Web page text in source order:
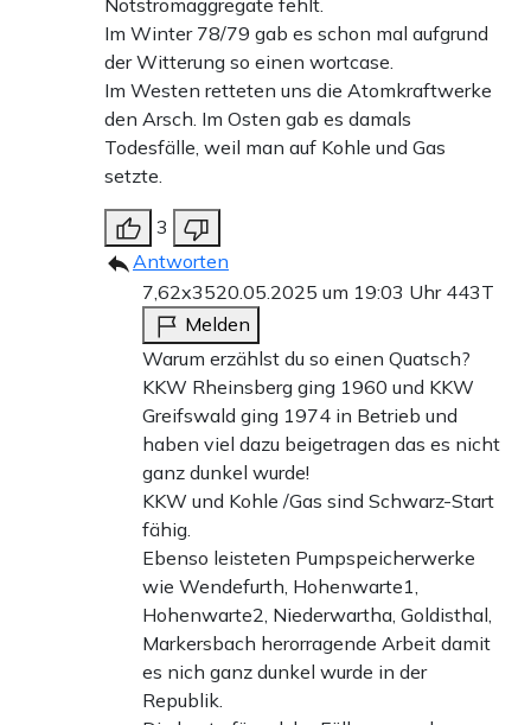
Notstromaggregate fehlt.
Im Winter 78/79 gab es schon mal aufgrund
der Witterung so einen wortcase.
Im Westen retteten uns die Atomkraftwerke
den Arsch. Im Osten gab es damals
Todesfälle, weil man auf Kohle und Gas
setzte.
3
Antworten
7,62x3520.05.2025 um 19:03 Uhr 443T
Melden
Warum erzählst du so einen Quatsch?
KKW Rheinsberg ging 1960 und KKW
Greifswald ging 1974 in Betrieb und
haben viel dazu beigetragen das es nicht
ganz dunkel wurde!
KKW und Kohle /Gas sind Schwarz-Start
fähig.
Ebenso leisteten Pumpspeicherwerke
wie Wendefurth, Hohenwarte1,
Hohenwarte2, Niederwartha, Goldisthal,
Markersbach herorragende Arbeit damit
es nich ganz dunkel wurde in der
Republik.